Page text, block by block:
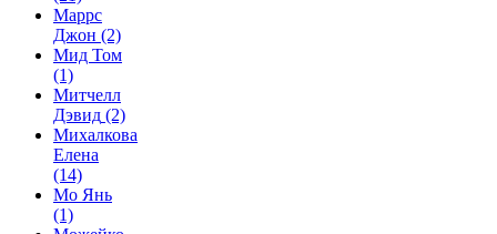
Маррс
Джон (2)
Мид Том
(1)
Митчелл
Дэвид (2)
Михалкова
Елена
(14)
Мо Янь
(1)